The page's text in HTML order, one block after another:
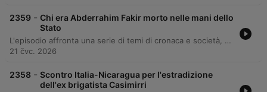
2359 - Chi era Abderrahim Fakir morto nelle mani dello
Stato
L'episodio affronta una serie di temi di cronaca e società, partendo da notizie sulla chiusura di un allevamento vicino a un borgo di lusso e dal caso della morte di Abderrahim Fakir a Bologna, con il contributo dell'avvocata Barbara Spinelli sui diritti umani e la responsabilità dello Stato. Il dibattito prosegue analizzando la gestione delle spiagge libere in Italia e la problematica dei rifiuti urbani, con interventi di Danilo Ruggero e riflessioni sulla civiltà ambientale. La discussione si sposta poi su temi più personali e filosofici attraverso l'intervista a Mauro Corona, che condivide lezioni di vita tratte dall'alpinismo e riflessioni sulla rabbia sociale. L'episodio si conclude con una nota surreale tra monologhi sulle invenzioni e parodie comiche.
21 čvc. 2026
2358 - Scontro Italia-Nicaragua per l'estradizione
dell'ex brigatista Casimirri